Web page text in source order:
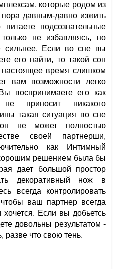
которые родом из
пора давным-давно изжить
подсознательные
не избавляясь, но
сильнее. Если во сне вы
его найти, то такой сон
время слишком
вам возможности легко
воспринимаете его как
не приносит никакого
такая ситуация во сне
не может полностью
своей партнерши,
как Интимный
решением была бы
дает большой простор
декоративный нож в
всегда контролировать
ваш партнер всегда
хочется. Если вы добьетсь
довольны результатом -
разве что свою тень.